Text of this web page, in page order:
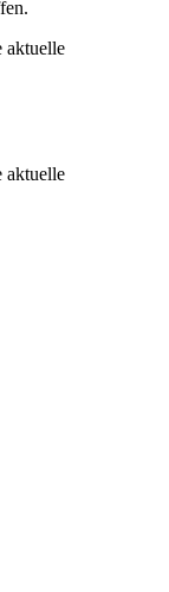
aktuelle
aktuelle